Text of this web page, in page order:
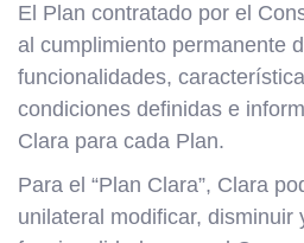
El Plan contratado por el
al cumplimiento permanente
funcionalidades,
condiciones definidas e
Clara para cada Plan.
Para el “Plan Clara”, Clara
unilateral modificar, disminuir